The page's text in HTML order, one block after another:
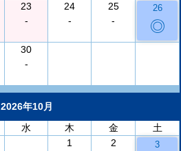
23
-
24
-
25
-
26
◎
30
-
2026年10月
水 木 金
土
1
2
3